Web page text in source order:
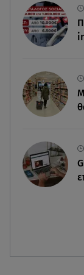
06.08.26 , 18:30
Ελενα
με μπικίνι!
Τουρισμός
κάνουν